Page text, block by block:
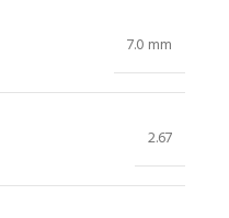
7.0 mm
2.67